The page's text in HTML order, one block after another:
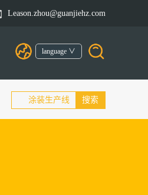
Leason.zhou@guanjiehz.com
language ∨